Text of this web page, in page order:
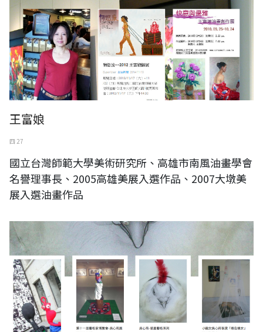
王富娘
四 27
國立台灣師範大學美術研究所、高雄市南風油畫學會
名譽理事長、2005高雄美展入選作品、2007大墩美
展入選油畫作品